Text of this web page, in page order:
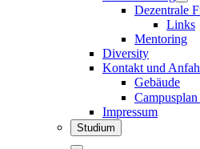
Dezentrale
Links
Mentoring
Diversity
Kontakt und
Gebäude
Impressum
Studium